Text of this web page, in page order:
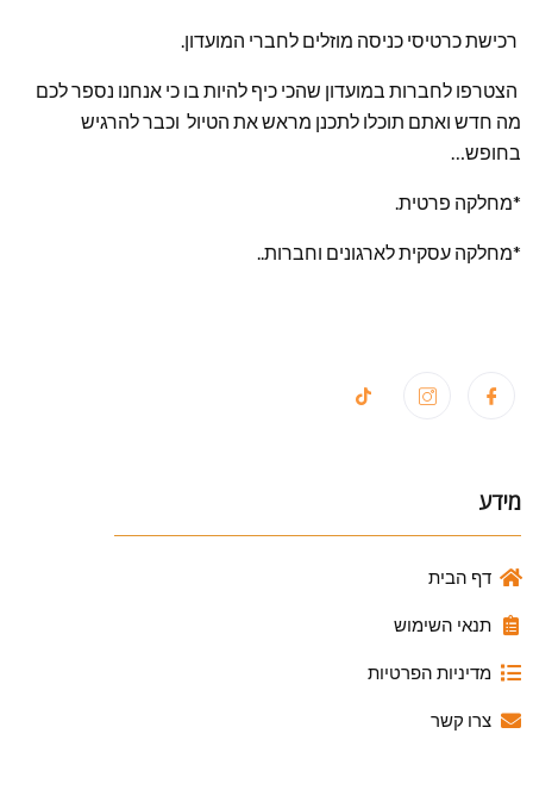
רכישת כרטיסי כניסה מוזלים לחברי המועדון.
הצטרפו לחברות במועדון שהכי כיף להיות בו כי אנחנו נספר לכם
מה חדש ואתם תוכלו לתכנן מראש את הטיול וכבר להרגיש
בחופש…
*מחלקה פרטית.
*מחלקה עסקית לארגונים וחברות..
מידע
דף הבית
תנאי השימוש
מדיניות הפרטיות
צרו קשר